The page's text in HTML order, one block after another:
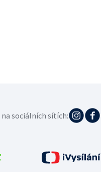
sociálních sítích: